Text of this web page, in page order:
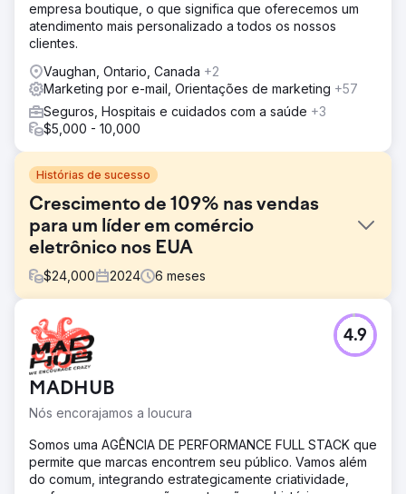
empresa boutique, o que significa que oferecemos um
atendimento mais personalizado a todos os nossos
clientes.
Vaughan, Ontario, Canada +2
Marketing por e-mail, Orientações de marketing +57
Seguros, Hospitais e cuidados com a saúde +3
$5,000 - 10,000
Histórias de sucesso
Crescimento de 109% nas vendas
para um líder em comércio
eletrônico nos EUA
$24,000 2024 6 meses
Desafio
A loja Shopify do cliente enfrentava dificuldades com
crescimento de vendas estagnado, baixas taxas de
recorrência de compras e baixo retorno de anúncios
pagos, apesar de atrair um fluxo constante de tráfego. O
marketing carecia de segmentação adequada e a
configuração do CRM era insuficiente para monitorar a
jornada do cliente de forma eficaz.
Solução
Implementamos segmentação de clientes com tecnologia
MADHUB
Nós encorajamos a loucura
4.9
Somos uma AGÊNCIA DE PERFORMANCE FULL STACK que
permite que marcas encontrem seu público. Vamos além
do comum, integrando estrategicamente criatividade,